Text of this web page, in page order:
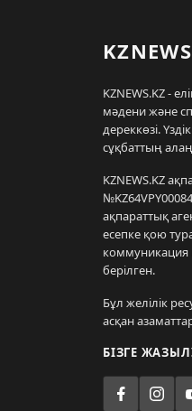
KZNEWS.KZ -
мәдени және
дереккөзі.
сұқбаттың
KZNEWS.KZ
ақпараттық
есепке қою
коммуникация
берілген.
Бұл желілік
асқан
БІЗГЕ